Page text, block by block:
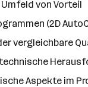
von Vorteil
(2D
vergleichbare
Aspekte im